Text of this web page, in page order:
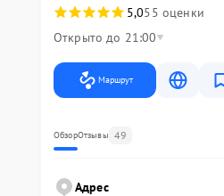
5,055 оценки
Открыто до 21:00
Маршрут
ОбзорОтзывы 49
Адрес